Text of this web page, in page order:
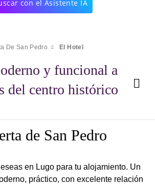
con el Asistente IA
De San Pedro El Hotel
y funcional a
del centro histórico
de San Pedro
en Lugo para tu alojamiento. Un
práctico, con excelente relación